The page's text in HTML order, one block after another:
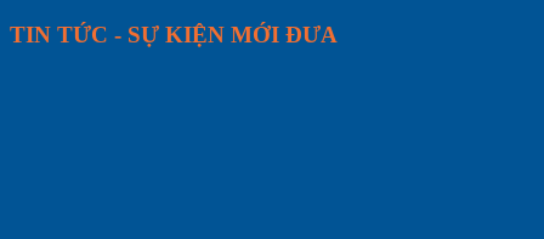
TIN TỨC - SỰ KIỆN MỚI ĐƯA